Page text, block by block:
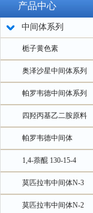
产品中心
中间体系列
栀子黄色素
奥泽沙星中间体系列
帕罗韦德中间体系列
四羟丙基乙二胺原料
帕罗韦德中间体
1,4-萘醌 130-15-4
莫匹拉韦中间体N-3
莫匹拉韦中间体N-2